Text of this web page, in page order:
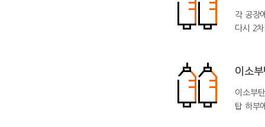
각 공장
다시 2
이소
이소부
탑 하부